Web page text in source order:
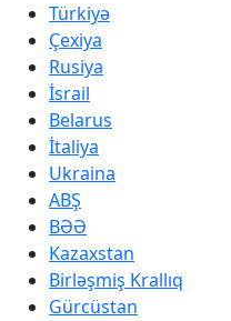
Türkiyə
Çexiya
Rusiya
İsrail
Belarus
İtaliya
Ukraina
ABŞ
BƏƏ
Kazaxstan
Birləşmiş Krallıq
Gürcüstan